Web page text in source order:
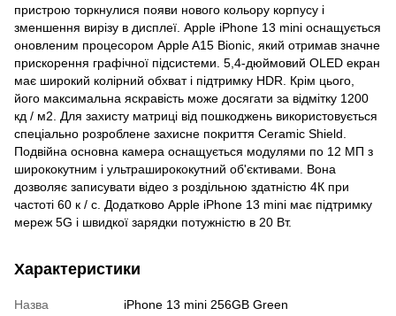
пристрою торкнулися появи нового кольору корпусу і
зменшення вирізу в дисплеї. Apple iPhone 13 mini оснащується
оновленим процесором Apple A15 Bionic, який отримав значне
прискорення графічної підсистеми. 5,4-дюймовий OLED екран
має широкий колірний обхват і підтримку HDR. Крім цього,
його максимальна яскравість може досягати за відмітку 1200
кд / м2. Для захисту матриці від пошкоджень використовується
спеціально розроблене захисне покриття Ceramic Shield.
Подвійна основна камера оснащується модулями по 12 МП з
ширококутним і ультраширококутний об'єктивами. Вона
дозволяє записувати відео з роздільною здатністю 4К при
частоті 60 к / с. Додатково Apple iPhone 13 mini має підтримку
мереж 5G і швидкої зарядки потужністю в 20 Вт.
Характеристики
Назва
iPhone 13 mini 256GB Green